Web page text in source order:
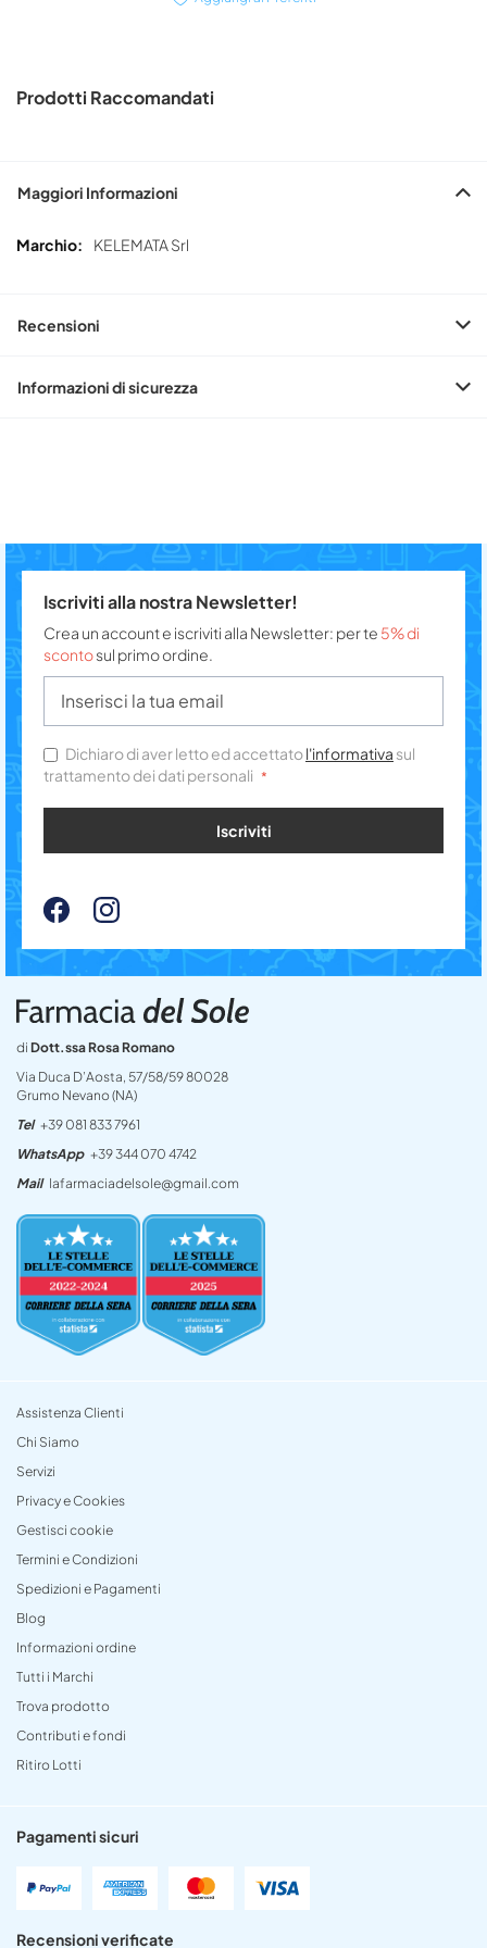
Prodotti Raccomandati
Maggiori Informazioni
Maggiori
KELEMATA Srl
Recensioni
Informazioni di sicurezza
di Dott.ssa Rosa Romano
Via Duca D’Aosta, 57/58/59 80028
Grumo Nevano (NA)
Tel +39 081 833 7961
WhatsApp +39 344 070 4742
Mail lafarmaciadelsole@gmail.com
Assistenza Clienti
Chi Siamo
Servizi
Privacy e Cookies
Gestisci cookie
Termini e Condizioni
Spedizioni e Pagamenti
Blog
Informazioni ordine
Tutti i Marchi
Trova prodotto
Contributi e fondi
Ritiro Lotti
Pagamenti sicuri
Recensioni verificate
Iscriviti alla nostra Newsletter!
Crea un account e iscriviti alla Newsletter: per te 5% di
scontosul primo ordine.
Dichiaro di aver letto ed accettatol'informativa sul
trattamento dei dati personali
Iscriviti